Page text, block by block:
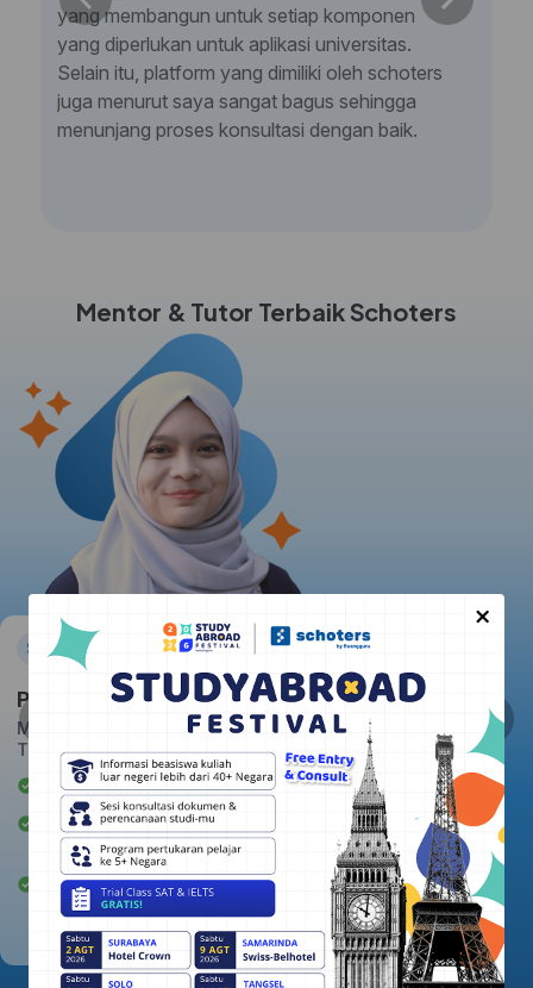
yang membangun untuk setiap komponen
yang diperlukan untuk aplikasi universitas.
Selain itu, platform yang dimiliki oleh schoters
juga menurut saya sangat bagus sehingga
menunjang proses konsultasi dengan baik.
Mentor & Tutor Terbaik Schoters
Pratiwi
Massachusetts Institute of
Technology
Awardee Beasiswa LPDP
Berpengalaman mengajar 2+
tahun
Rata-rata kepuasan student:
5.0/5.0
×